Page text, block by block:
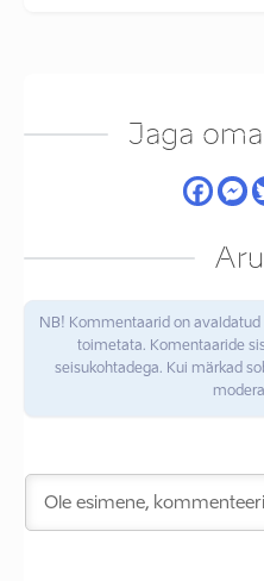
Jaga
NB! Kommentaarid on
toimetata. Komentaaride
seisukohtadega. Kui märkad